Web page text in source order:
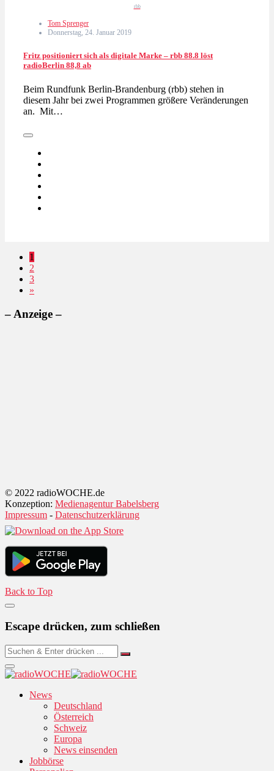
rbb
Tom Sprenger
Donnerstag, 24. Januar 2019
Fritz positioniert sich als digitale Marke – rbb 88.8 löst
radioBerlin 88,8 ab
Beim Rundfunk Berlin-Brandenburg (rbb) stehen in
diesem Jahr bei zwei Programmen größere Veränderungen
an. Mit…
1
2
3
»
– Anzeige –
© 2022 radioWOCHE.de
Konzeption: Medienagentur Babelsberg
Impressum - Datenschutzerklärung
Back to Top
Escape drücken, zum schließen
News
Deutschland
Österreich
Schweiz
Europa
News einsenden
Jobbörse